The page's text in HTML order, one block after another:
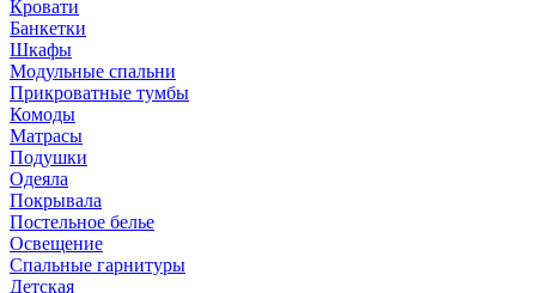
Кровати
Банкетки
Шкафы
Модульные спальни
Прикроватные тумбы
Комоды
Матрасы
Подушки
Одеяла
Покрывала
Постельное белье
Освещение
Спальные гарнитуры
Детская